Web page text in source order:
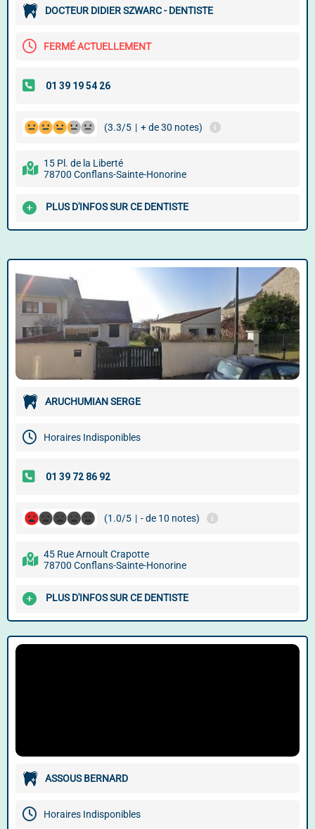
DOCTEUR DIDIER SZWARC - DENTISTE
FERMÉ ACTUELLEMENT
(3.3/5 | + de 30 notes)
15 Pl. de la Liberté
78700 Conflans-Sainte-Honorine
PLUS D'INFOS SUR CE DENTISTE
ARUCHUMIAN SERGE
Horaires Indisponibles
(1.0/5 | - de 10 notes)
45 Rue Arnoult Crapotte
78700 Conflans-Sainte-Honorine
PLUS D'INFOS SUR CE DENTISTE
ASSOUS BERNARD
Horaires Indisponibles